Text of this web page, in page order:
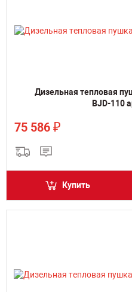
Дизельная тепловая
BJD-110
75 586 ₽
Купить